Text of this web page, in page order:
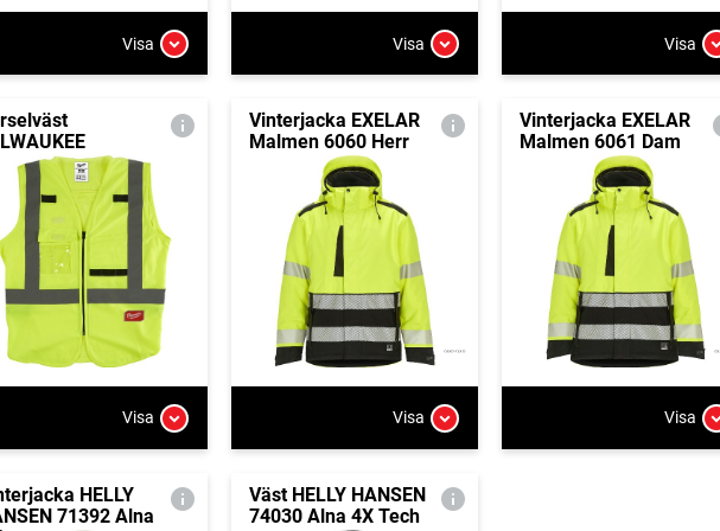
Visa Visa Visa
Visa
Vinterjacka EXELAR
Malmen 6060 Herr
Visa
Vinterjacka EXELAR
Malmen 6061 Dam
Visa
HELLY
71392 Alna
Väst HELLY HANSEN
74030 Alna 4X Tech